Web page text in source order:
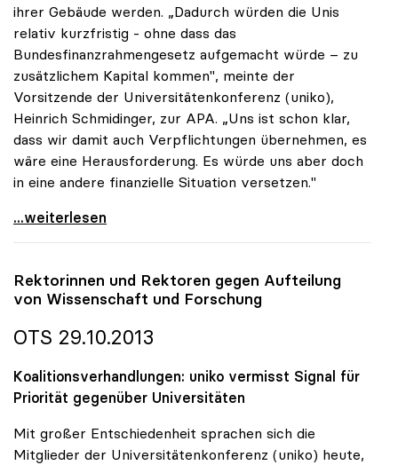
ihrer Gebäude werden. „Dadurch würden die Unis
relativ kurzfristig - ohne dass das
Bundesfinanzrahmengesetz aufgemacht würde – zu
zusätzlichem Kapital kommen", meinte der
Vorsitzende der Universitätenkonferenz (uniko),
Heinrich Schmidinger, zur APA. „Uns ist schon klar,
dass wir damit auch Verpflichtungen übernehmen, es
wäre eine Herausforderung. Es würde uns aber doch
in eine andere finanzielle Situation versetzen."
Koalition: Unis wollen Eigentümer ihrer Gebäude
...weiterlesen
Rektorinnen und Rektoren gegen Aufteilung
von Wissenschaft und Forschung
OTS 29.10.2013
Koalitionsverhandlungen: uniko vermisst Signal für
Priorität gegenüber Universitäten
Mit großer Entschiedenheit sprachen sich die
Mitglieder der Universitätenkonferenz (uniko) heute,